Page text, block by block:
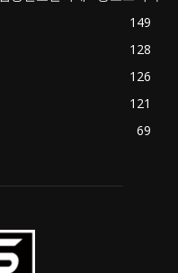
149
128
126
121
69